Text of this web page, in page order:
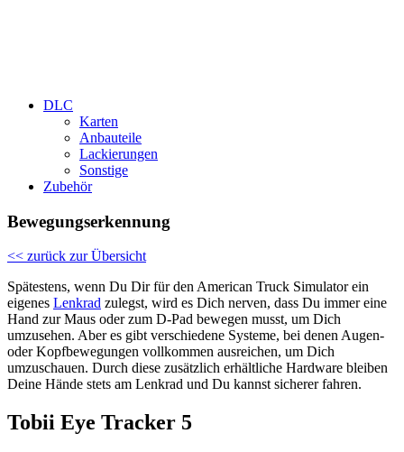
DLC
Karten
Anbauteile
Lackierungen
Sonstige
Zubehör
Bewegungserkennung
<< zurück zur Übersicht
Spätestens, wenn Du Dir für den American Truck Simulator ein
eigenes Lenkrad zulegst, wird es Dich nerven, dass Du immer eine
Hand zur Maus oder zum D-Pad bewegen musst, um Dich
umzusehen. Aber es gibt verschiedene Systeme, bei denen Augen-
oder Kopfbewegungen vollkommen ausreichen, um Dich
umzuschauen. Durch diese zusätzlich erhältliche Hardware bleiben
Deine Hände stets am Lenkrad und Du kannst sicherer fahren.
Tobii Eye Tracker 5